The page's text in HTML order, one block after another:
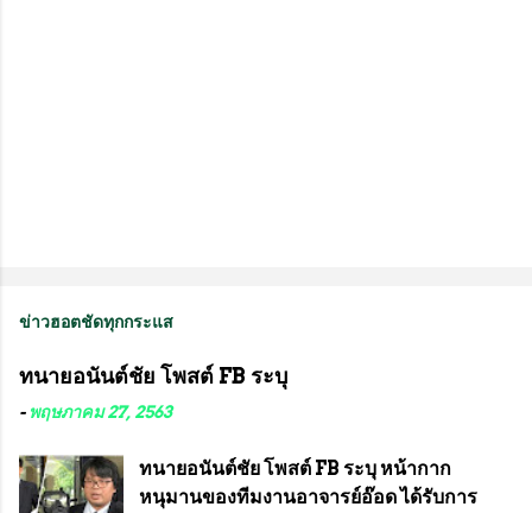
ข่าวฮอตชัดทุกกระแส
ทนายอนันต์ชัย โพสต์ FB ระบุ
- พฤษภาคม 27, 2563
ทนายอนันต์ชัย โพสต์ FB ระบุ หน้ากาก
หนุมานของทีมงานอาจารย์อ๊อด ได้รับการ